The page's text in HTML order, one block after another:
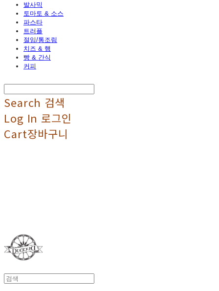
발사믹
토마토 & 소스
파스타
트러플
절임/통조림
치즈 & 햄
빵 & 간식
커피
Search 검색
Log In 로그인
Cart장바구니